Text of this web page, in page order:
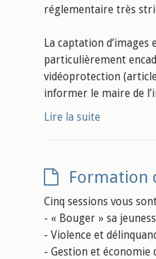
réglementaire très
La captation
particulièrement
vidéoprotection
informer le maire de
Lire la suite
Formation
Cinq sessions vous
- « Bouger » sa
- Violence et
- Gestion et économie